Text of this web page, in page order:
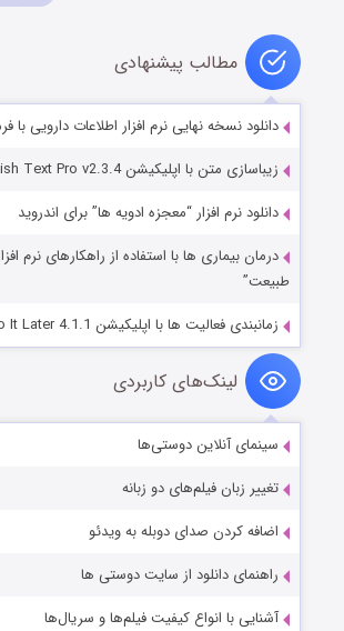
مطالب پیشنهادی
دانلود نسخه نهایی نرم افزار اطلاعات دارویی با
زیباسازی متن با اپلیکیشن Stylish Text Pro v2.3.4
دانلود نرم افزار “معجزه ادویه ها” برای اندروید
درمان بیماری ها با استفاده از راهکارهای نرم
طبیعت”
زمانبندی فعالیت ها با اپلیکیشن Do It Later 4.1.1
لینک‌های کاربردی
سینمای آنلاین دوستی‌ها
تغییر زبان فیلم‌های دو زبانه
اضافه کردن صدای دوبله به ویدئو
راهنمای دانلود از سایت دوستی ها
آشنایی با انواع کیفیت فیلم‌ها و سریال‌ها